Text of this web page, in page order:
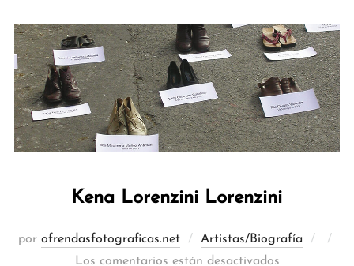
Kena Lorenzini Lorenzini
por ofrendasfotograficas.net Artistas/Biografía
Los comentarios están desactivados